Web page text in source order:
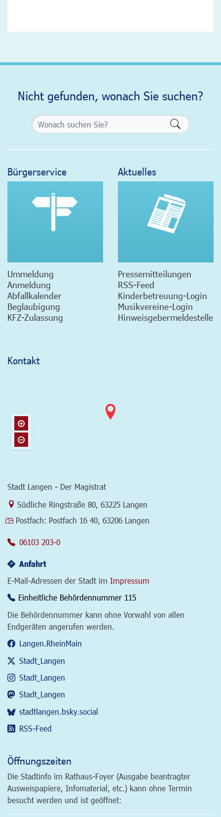
Nicht gefunden, wonach Sie suchen?
Bürgerservice
Ummeldung
Anmeldung
Abfallkalender
Beglaubigung
KFZ-Zulassung
Aktuelles
Pressemitteilungen
RSS-Feed
Kinderbetreuung-Login
Musikvereine-Login
Hinweisgebermeldestelle
Kontakt
Stadt Langen - Der Magistrat
Link zur Google-Maps Navigation
Südliche Ringstraße 80 63225 Langen
Postfach: Postfach 16 40, 63206 Langen
06103 203-0
Anfahrt
E-Mail-Adressen der Stadt im Impressum
Einheitliche Behördennummer 115
Die Behördennummer kann ohne Vorwahl von allen
Endgeräten angerufen werden.
Langen.RheinMain
Stadt_Langen
Stadt_Langen
Stadt_Langen
stadtlangen.bsky.social
RSS-Feed
Öffnungszeiten
Die Stadtinfo im Rathaus-Foyer (Ausgabe beantragter
Ausweispapiere, Infomaterial, etc.) kann ohne Termin
besucht werden und ist geöffnet: